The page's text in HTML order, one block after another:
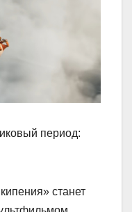
период:
станет